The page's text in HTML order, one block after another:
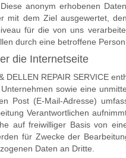
anonym erhobenen
mit dem Ziel ausgewertet,
für die von uns
durch eine betroffene
die Internetseite
DELLEN REPAIR SERVICE
sowie eine
Post (E-Mail-Adresse)
Verantwortlichen
auf freiwilliger Basis von
für Zwecke der
Daten an Dritte.